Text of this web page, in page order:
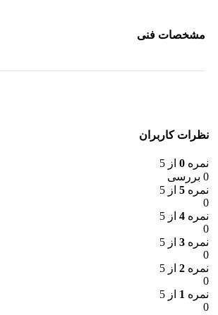
مشخصات فنی
نظرات کاربران
نمره 0 از 5
0 بررسی
نمره 5 از 5
0
نمره 4 از 5
0
نمره 3 از 5
0
نمره 2 از 5
0
نمره 1 از 5
0